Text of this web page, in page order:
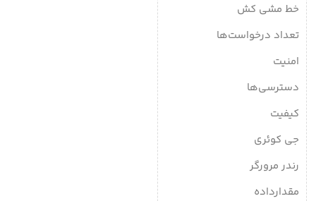
خط مشی کش
تعداد درخواست‌ها
امنیت
دسترسی‌ها
کیفیت
جی کوئری
رندر مرورگر
مقدارداده